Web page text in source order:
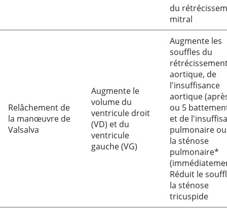
du
mitral
Relâchement de
la manœuvre de
Valsalva
Augmente le
volume du
ventricule droit
(VD) et du
ventricule
gauche (VG)
Augmente les
souffles du
aortique, de
l'insuffisance
aortique
ou 5
et de
pulmonaire
la sténose
pulmonaire*
Réduit le
la sténose
tricuspide